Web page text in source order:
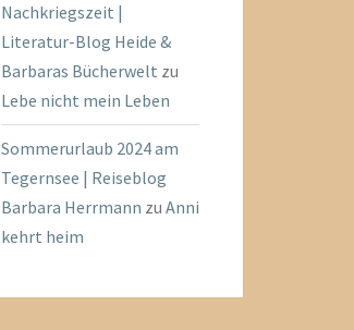
Nachkriegszeit |
Literatur-Blog Heide &
Barbaras Bücherwelt zu
Lebe nicht mein Leben
Sommerurlaub 2024 am
Tegernsee | Reiseblog
Barbara Herrmann zu Anni
kehrt heim